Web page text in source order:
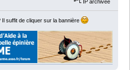
IP archivée
Il suffit de cliquer sur la bannière